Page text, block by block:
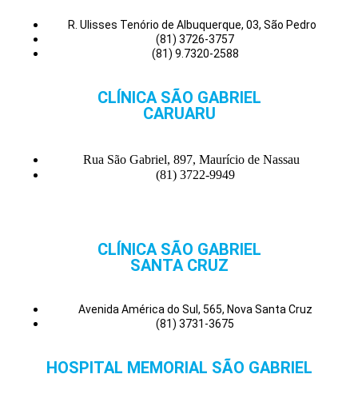
R. Ulisses Tenório de Albuquerque, 03, São Pedro
(81) 3726-3757
(81) 9.7320-2588
CLÍNICA SÃO GABRIEL
CARUARU
Rua São Gabriel, 897, Maurício de Nassau
(81) 3722-9949
CLÍNICA SÃO GABRIEL
SANTA CRUZ
Avenida América do Sul, 565, Nova Santa Cruz
(81) 3731-3675
HOSPITAL MEMORIAL SÃO GABRIEL